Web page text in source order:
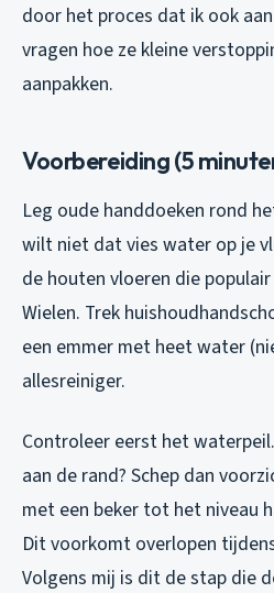
door het proces dat ik ook
vragen hoe ze kleine
aanpakken.
Voorbereiding (5
Leg oude handdoeken rond
wilt niet dat vies water op je
de houten vloeren die
Wielen. Trek
een emmer met heet water
allesreiniger.
Controleer eerst het
aan de rand? Schep dan
met een beker tot het niveau
Dit voorkomt overlopen
Volgens mij is dit de stap die